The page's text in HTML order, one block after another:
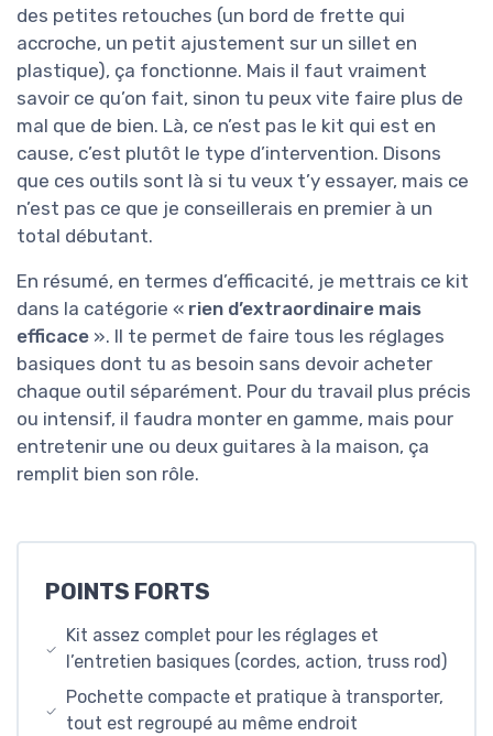
des petites retouches (un bord de frette qui
accroche, un petit ajustement sur un sillet en
plastique), ça fonctionne. Mais il faut vraiment
savoir ce qu’on fait, sinon tu peux vite faire plus de
mal que de bien. Là, ce n’est pas le kit qui est en
cause, c’est plutôt le type d’intervention. Disons
que ces outils sont là si tu veux t’y essayer, mais ce
n’est pas ce que je conseillerais en premier à un
total débutant.
En résumé, en termes d’efficacité, je mettrais ce kit
dans la catégorie « rien d’extraordinaire mais
efficace ». Il te permet de faire tous les réglages
basiques dont tu as besoin sans devoir acheter
chaque outil séparément. Pour du travail plus précis
ou intensif, il faudra monter en gamme, mais pour
entretenir une ou deux guitares à la maison, ça
remplit bien son rôle.
POINTS FORTS
Kit assez complet pour les réglages et
l’entretien basiques (cordes, action, truss rod)
Pochette compacte et pratique à transporter,
tout est regroupé au même endroit